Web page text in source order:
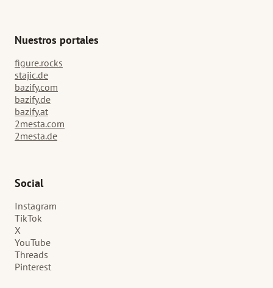
Nuestros portales
figure.rocks
stajic.de
bazify.com
bazify.de
bazify.at
2mesta.com
2mesta.de
Social
Instagram
TikTok
X
YouTube
Threads
Pinterest